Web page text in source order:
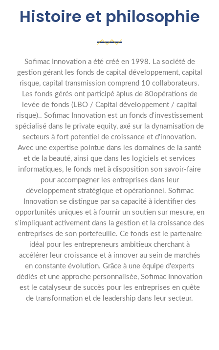
Histoire et philosophie
Sofimac Innovation a été créé en 1998. La société de
gestion gérant les fonds de capital développement, capital
risque, capital transmission comprend 10 collaborateurs.
Les fonds gérés ont participé àplus de 80opérations de
levée de fonds (LBO / Capital développement / capital
risque).. Sofimac Innovation est un fonds d'investissement
spécialisé dans le private equity, axé sur la dynamisation de
secteurs à fort potentiel de croissance et d'innovation.
Avec une expertise pointue dans les domaines de la santé
et de la beauté, ainsi que dans les logiciels et services
informatiques, le fonds met à disposition son savoir-faire
pour accompagner les entreprises dans leur
développement stratégique et opérationnel. Sofimac
Innovation se distingue par sa capacité à identifier des
opportunités uniques et à fournir un soutien sur mesure, en
s'impliquant activement dans la gestion et la croissance des
entreprises de son portefeuille. Ce fonds est le partenaire
idéal pour les entrepreneurs ambitieux cherchant à
accélérer leur croissance et à innover au sein de marchés
en constante évolution. Grâce à une équipe d'experts
dédiés et une approche personnalisée, Sofimac Innovation
est le catalyseur de succès pour les entreprises en quête
de transformation et de leadership dans leur secteur.